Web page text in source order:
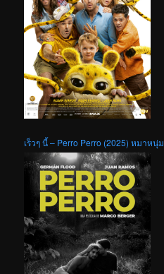
เร็วๆ นี้ – Perro Perro (2025) หมาหนุ่ม